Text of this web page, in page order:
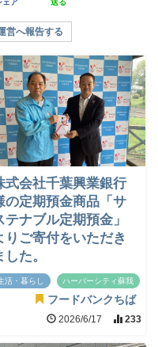
ェア 送る
営へ報告する
式会社千葉興業銀行
の定期預金商品「サ
テナブル定期預金」
りご寄付をいただき
した。
活・暮らし ハーバーシティ蘇我
フードバンクちば
2026/6/17 233